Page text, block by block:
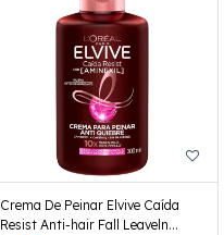
Crema De Peinar Elvive Caída
Resist Anti-hair Fall Leaveln